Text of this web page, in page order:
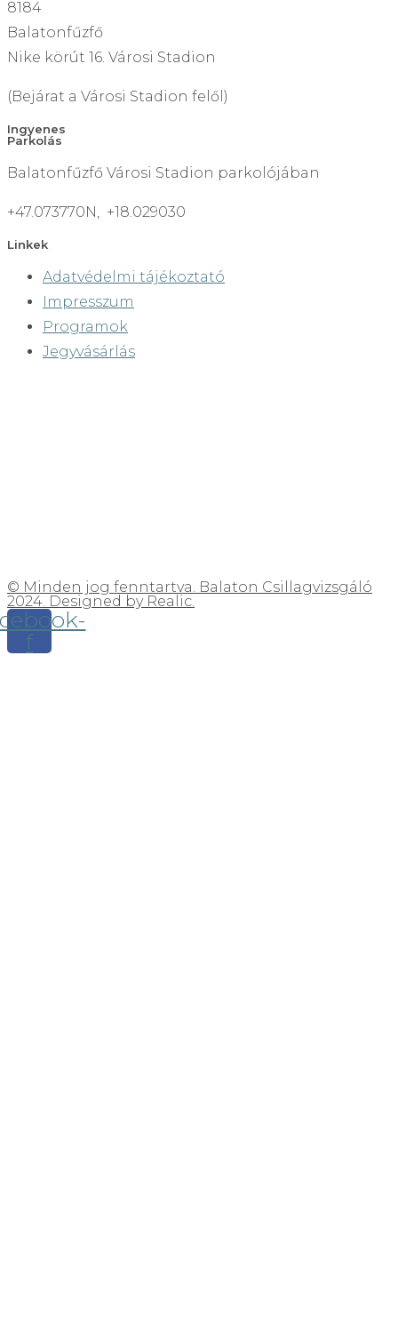
8184
Balatonfűzfő
Nike körút 16. Városi Stadion
(Bejárat a Városi Stadion felől)
Ingyenes
Parkolás
Balatonfűzfő Városi Stadion parkolójában
+47.073770N, +18.029030
Linkek
Adatvédelmi tájékoztató
Impresszum
Programok
Jegyvásárlás
© Minden jog fenntartva. Balaton Csillagvizsgáló
2024. Designed by Realic.
f